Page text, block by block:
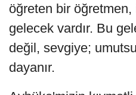
öğreten bir
gelecek vardır. Bu
değil, sevgiye;
dayanır.